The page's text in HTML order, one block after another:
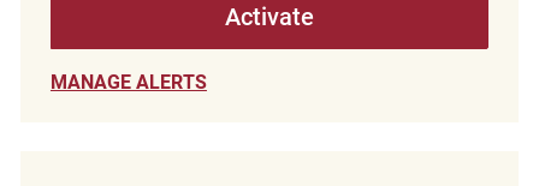
Activate
MANAGE ALERTS